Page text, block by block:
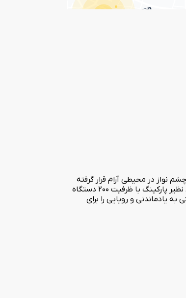
نواز در محیطی آرام قرار گرفته
است. این هتل دارای 117 باب فضای اقامتی با ظرفیت پذیرش 250 نفر میهمان همراه با امکانات و خدمات مطلوب می باشد. هتل کوثر با ارائه امکاناتی نظیر پارکینگ با ظرفیت 200 دستگاه
و اقامتی به یادماندنی و رویایی را برای